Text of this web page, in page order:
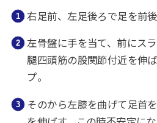
右足前、左足後ろで足を前後
左骨盤に手を当て、前にス
腿四頭筋の股関節付近を伸
プ。
そのから左膝を曲げて足首